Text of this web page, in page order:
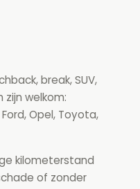
break, SUV,
welkom:
Opel, Toyota,
kilometerstand
of zonder